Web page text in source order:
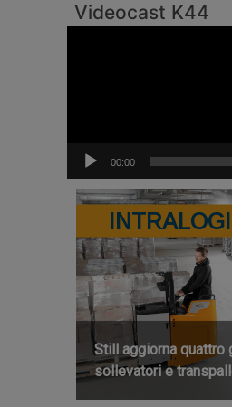
Videocast K44
00:00
Still aggiorna quattro
sollevatori e